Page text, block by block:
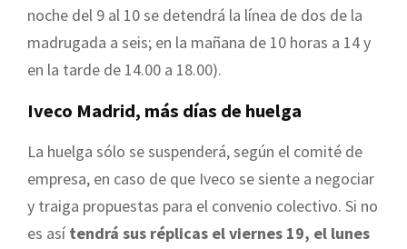
noche del 9 al 10 se detendrá la línea de dos de la
madrugada a seis; en la mañana de 10 horas a 14 y
en la tarde de 14.00 a 18.00).
Iveco Madrid, más días de huelga
La huelga sólo se suspenderá, según el comité de
empresa, en caso de que Iveco se siente a negociar
y traiga propuestas para el convenio colectivo. Si no
es así tendrá sus réplicas el viernes 19, el lunes